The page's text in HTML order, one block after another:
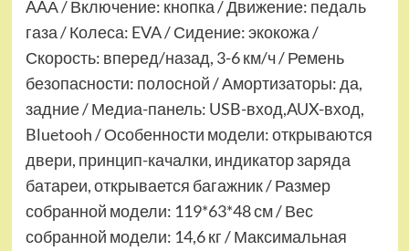
AAА / Включение: кнопка / Движение: педаль
газа / Колеса: EVA / Сидение: экокожа /
Скорость: вперед/назад, 3-6 км/ч / Ремень
безопасности: полосной / Амортизаторы: да,
задние / Медиа-панель: USB-вход,AUX-вход,
Bluetooh / Особенности модели: открываются
двери, принцип-качалки, индикатор заряда
батареи, открывается багажник / Размер
собранной модели: 119*63*48 см / Вес
собранной модели: 14,6 кг / Максимальная